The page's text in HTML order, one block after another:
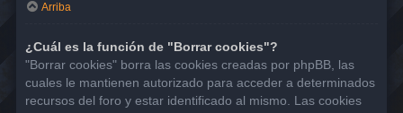
Arriba
¿Cuál es la función de "Borrar cookies"?
"Borrar cookies" borra las cookies creadas por phpBB, las
cuales le mantienen autorizado para acceder a determinados
recursos del foro y estar identificado al mismo. Las cookies